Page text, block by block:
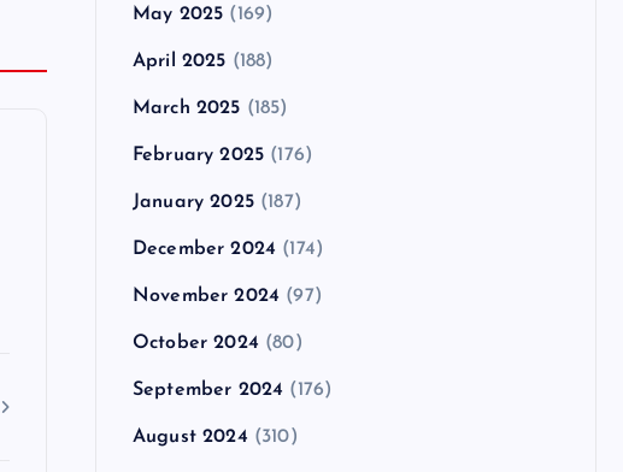
May 2025 (169)
April 2025 (188)
March 2025 (185)
February 2025 (176)
January 2025(187)
December 2024 (174)
November 2024 (97)
October 2024 (80)
September 2024 (176)
August 2024 (310)